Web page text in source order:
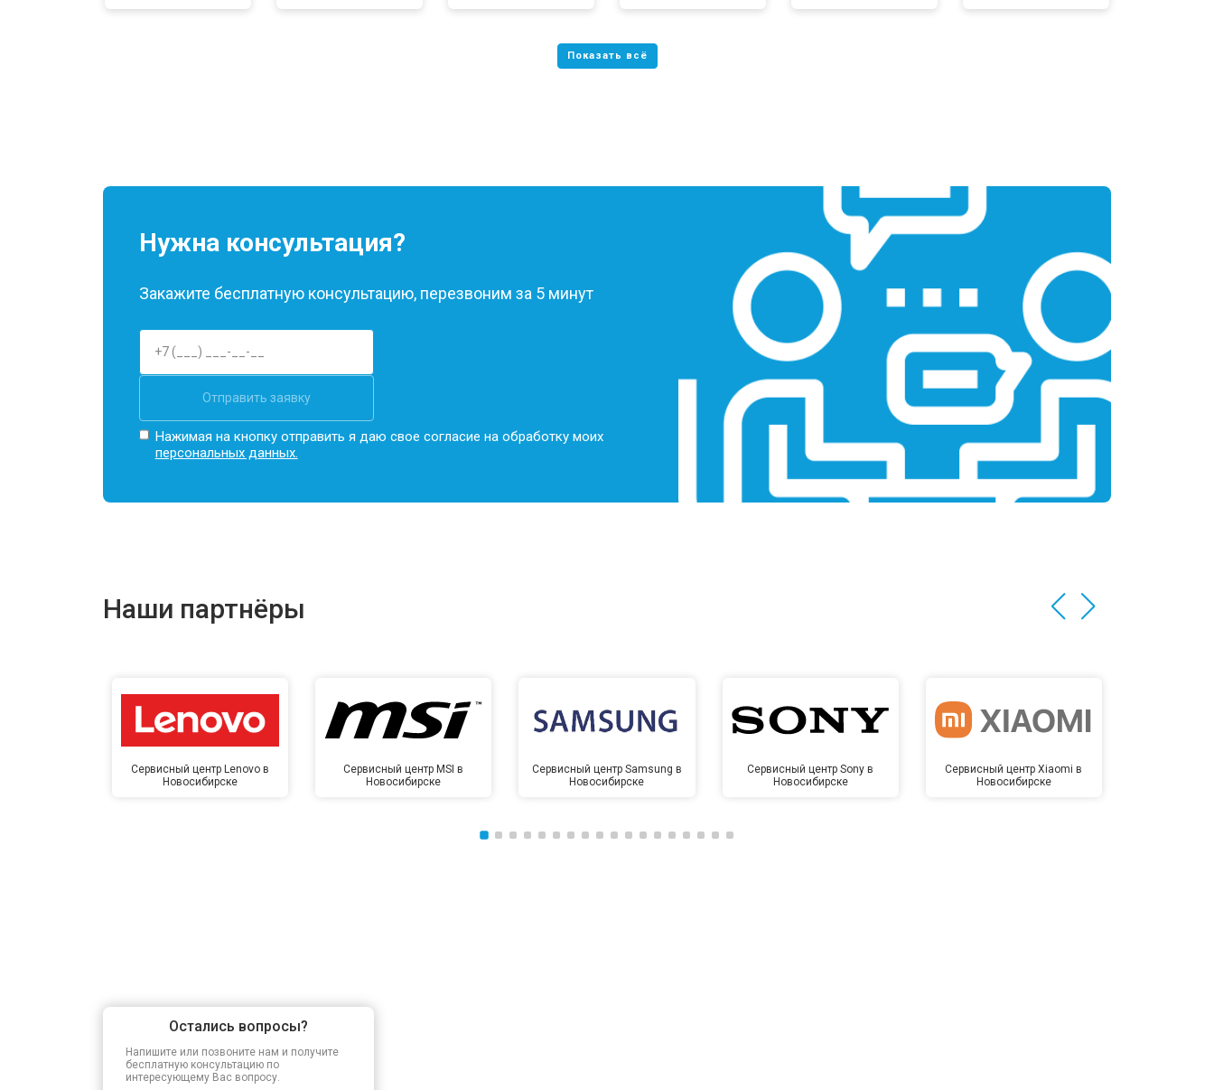
Нужна консультация?
Закажите бесплатную консультацию, перезвоним за 5 минут
Отправить заявку
Нажимая на кнопку отправить я даю свое согласие на обработку моих
персональных данных.
Наши партнёры
Сервисный центр Lenovo в
Новосибирске
Сервисный центр MSI в
Новосибирске
Сервисный центр Samsung в
Новосибирске
Сервисный центр Sony в
Новосибирске
Сервисный центр Xiaomi в
Новосибирске
Остались вопросы?
Напишите или позвоните нам и получите
бесплатную консультацию по
интересующему Вас вопросу.